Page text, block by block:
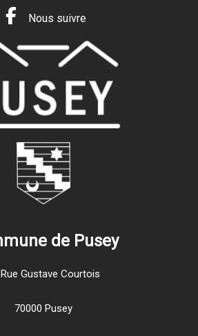
Nous suivre
de Pusey
Gustave Courtois
70000 Pusey